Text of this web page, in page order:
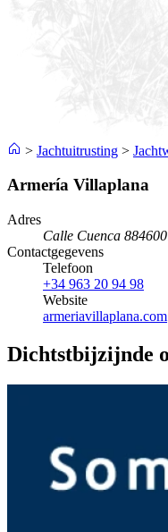
> Jachtuitrusting >
Armería Villaplana
Adres
Calle Cuenca 88
Contactgegevens
Telefoon
+34 963 20 94 98
Website
armeriavillaplana.com
Dichtstbijzijnde